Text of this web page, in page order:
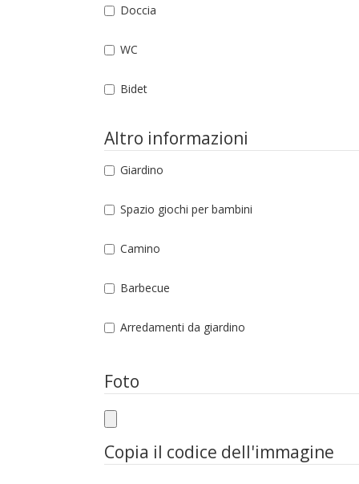
Doccia
WC
Bidet
Altro informazioni
Giardino
Spazio giochi per bambini
Camino
Barbecue
Arredamenti da giardino
Foto
Copia il codice dell'immagine